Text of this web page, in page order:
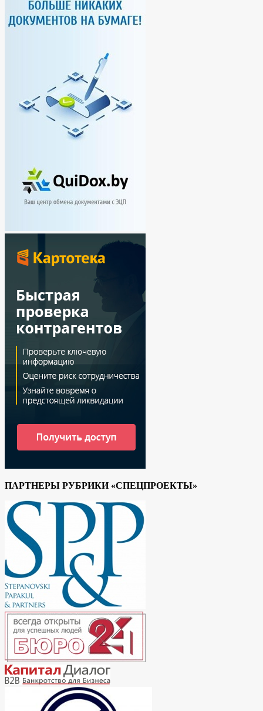
ПАРТНЕРЫ РУБРИКИ «СПЕЦПРОЕКТЫ»